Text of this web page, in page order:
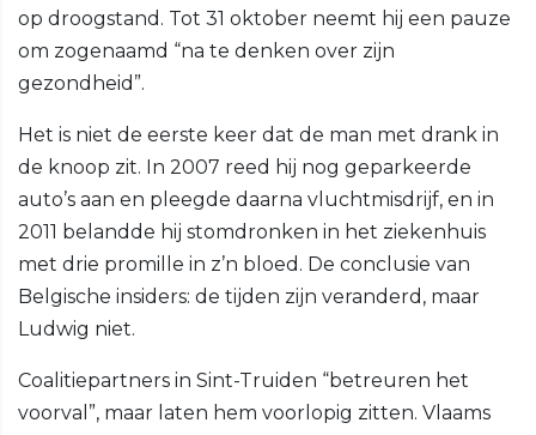
op droogstand. Tot 31 oktober neemt hij een pauze
om zogenaamd “na te denken over zijn
gezondheid”.
Het is niet de eerste keer dat de man met drank in
de knoop zit. In 2007 reed hij nog geparkeerde
auto’s aan en pleegde daarna vluchtmisdrijf, en in
2011 belandde hij stomdronken in het ziekenhuis
met drie promille in z’n bloed. De conclusie van
Belgische insiders: de tijden zijn veranderd, maar
Ludwig niet.
Coalitiepartners in Sint-Truiden “betreuren het
voorval”, maar laten hem voorlopig zitten. Vlaams